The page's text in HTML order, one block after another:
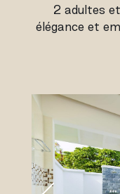
2 adultes
élégance et